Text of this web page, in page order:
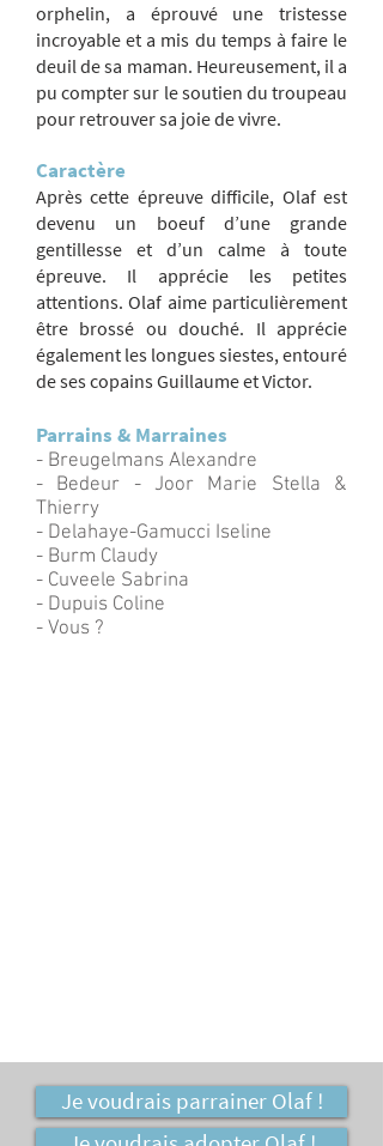
orphelin, a éprouvé une tristesse
incroyable et a mis du temps à faire le
deuil de sa maman. Heureusement, il a
pu compter sur le soutien du troupeau
pour retrouver sa joie de vivre.
Caractère
Après cette épreuve difficile, Olaf est
devenu un boeuf d’une grande
gentillesse et d’un calme à toute
épreuve. Il apprécie les petites
attentions. Olaf aime particulièrement
être brossé ou douché. Il apprécie
également les longues siestes, entouré
de ses copains Guillaume et Victor.
Parrains & Marraines
- Breugelmans Alexandre
- Bedeur - Joor Marie Stella &
Thierry
- Delahaye-Gamucci Iseline
- Burm Claudy
- Cuveele Sabrina
- Dupuis Coline
- Vous ?
Je voudrais parrainer Olaf !